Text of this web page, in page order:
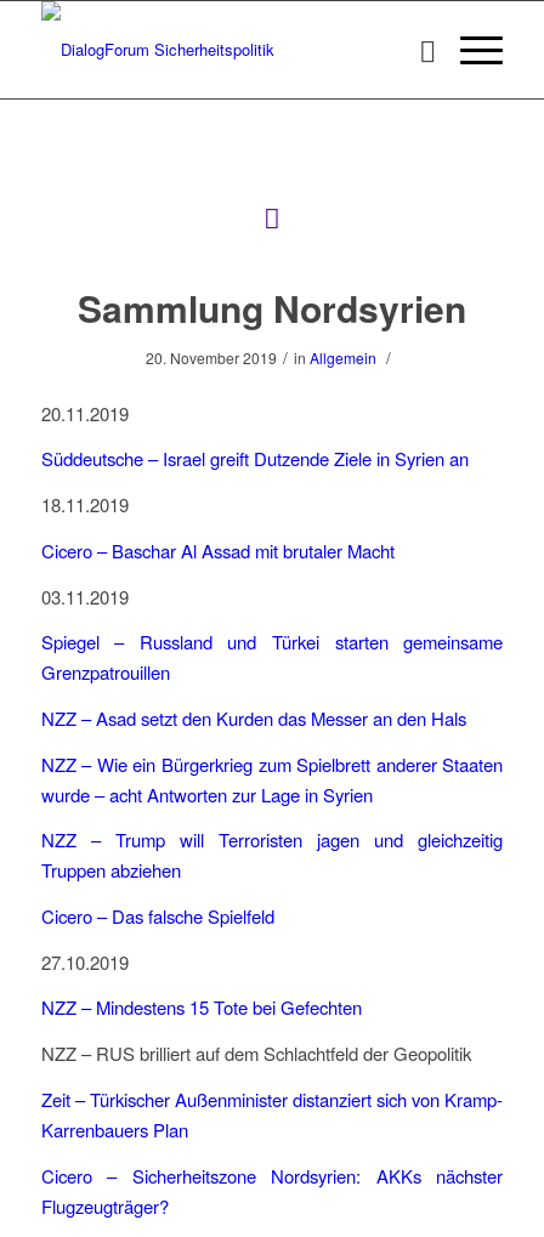
Sammlung Nordsyrien
20. November 2019 / inAllgemein /
20.11.2019
Süddeutsche –Israel greift Dutzende Ziele in Syrien an
18.11.2019
Cicero – Baschar Al Assad mit brutaler Macht
03.11.2019
Spiegel – Russland und Türkei starten gemeinsame
Grenzpatrouillen
NZZ – Asad setzt den Kurden das Messer an den Hals
NZZ – Wie ein Bürgerkrieg zum Spielbrett anderer Staaten
wurde – acht Antworten zur Lage in Syrien
NZZ – Trump will Terroristen jagen und gleichzeitig
Truppen abziehen
Cicero –Das falsche Spielfeld
27.10.2019
NZZ – Mindestens 15 Tote bei Gefechten
NZZ – RUS brilliert auf dem Schlachtfeld der Geopolitik
Zeit –Türkischer Außenminister distanziert sich von Kramp-
Karrenbauers Plan
Cicero – Sicherheitszone Nordsyrien: AKKs nächster
Flugzeugträger?